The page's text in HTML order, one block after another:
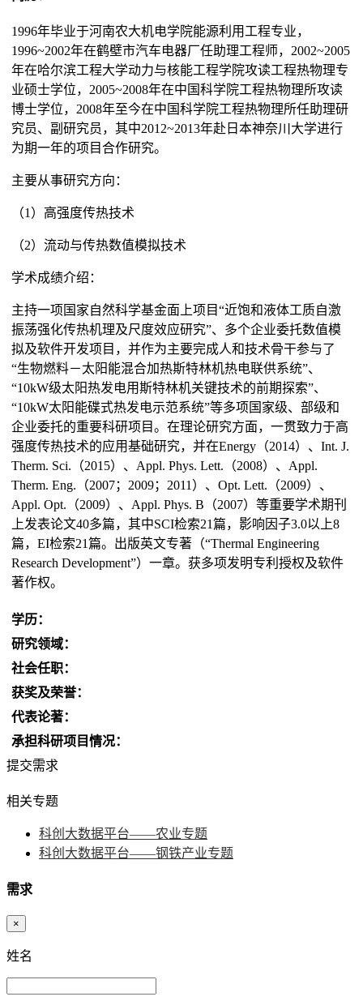
1996年毕业于河南农大机电学院能源利用工程专业，
1996~2002年在鹤壁市汽车电器厂任助理工程师，2002~2005
年在哈尔滨工程大学动力与核能工程学院攻读工程热物理专
业硕士学位，2005~2008年在中国科学院工程热物理所攻读
博士学位，2008年至今在中国科学院工程热物理所任助理研
究员、副研究员，其中2012~2013年赴日本神奈川大学进行
为期一年的项目合作研究。
主要从事研究方向：
（1）高强度传热技术
（2）流动与传热数值模拟技术
学术成绩介绍：
主持一项国家自然科学基金面上项目“近饱和液体工质自激
振荡强化传热机理及尺度效应研究”、多个企业委托数值模
拟及软件开发项目，并作为主要完成人和技术骨干参与了
“生物燃料－太阳能混合加热斯特林机热电联供系统”、
“10kW级太阳热发电用斯特林机关键技术的前期探索”、
“10kW太阳能碟式热发电示范系统”等多项国家级、部级和
企业委托的重要科研项目。在理论研究方面，一贯致力于高
强度传热技术的应用基础研究，并在Energy（2014）、Int. J.
Therm. Sci.（2015）、Appl. Phys. Lett.（2008）、Appl.
Therm. Eng.（2007；2009；2011）、Opt. Lett.（2009）、
Appl. Opt.（2009）、Appl. Phys. B（2007）等重要学术期刊
上发表论文40多篇，其中SCI检索21篇，影响因子3.0以上8
篇，EI检索21篇。出版英文专著（“Thermal Engineering
Research Development”）一章。获多项发明专利授权及软件
著作权。
学历：
研究领域：
社会任职：
获奖及荣誉：
代表论著：
承担科研项目情况：
提交需求
相关专题
科创大数据平台——农业专题
科创大数据平台——钢铁产业专题
需求
×
姓名